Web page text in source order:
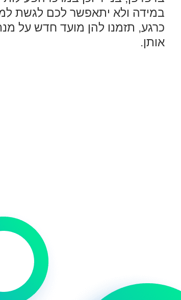
במידה ולא יתאפשר לכם לגשת
כרגע, תזמנו להן מועד חדש על
אותן.